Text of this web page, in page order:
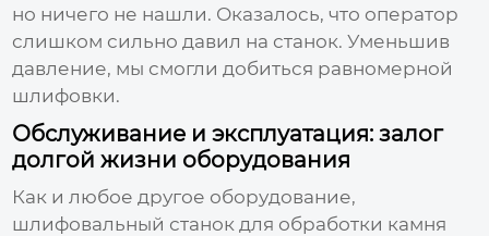
но ничего не нашли. Оказалось, что оператор
слишком сильно давил на станок. Уменьшив
давление, мы смогли добиться равномерной
шлифовки.
Обслуживание и эксплуатация: залог
долгой жизни оборудования
Как и любое другое оборудование,
шлифовальный станок для обработки камня